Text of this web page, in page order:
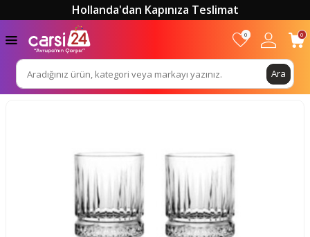
Hollanda'dan Kapınıza Teslimat
Ara
0 0